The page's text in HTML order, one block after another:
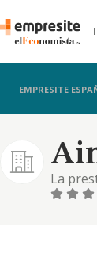
EMPRESITE
La